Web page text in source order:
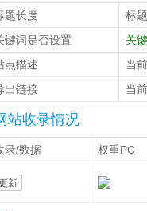
题长度
标
键词是否设置
关
点描述
当
出链接
当
站收录情况
录/数据 权重PC
新